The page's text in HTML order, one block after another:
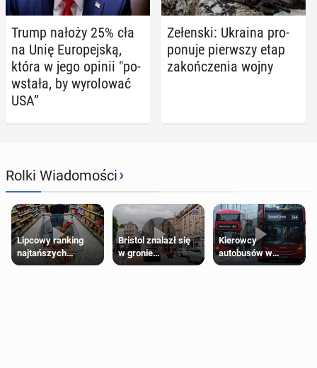
Trump nałoży 25% cła
na Unię Eu­ro­pej­ską,
która w jego opinii "po­
wsta­ła, by wy­ro­lo­wać
USA”
Ze­łen­ski: Ukraina pro­
po­nu­je pierw­szy etap
za­koń­cze­nia wojny
Rolki Wiadomości›
Lipcowy ranking
najtańszych
supermarketów
Bristol znalazł się
w gronie
najlepszych
Kierowcy
autobusów w
Londynie